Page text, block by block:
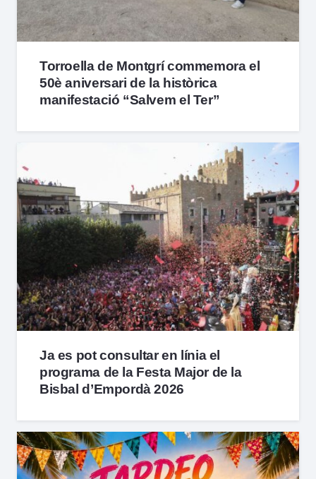
Torroella de Montgrí commemora el
50è aniversari de la històrica
manifestació “Salvem el Ter”
Ja es pot consultar en línia el
programa de la Festa Major de la
Bisbal d’Empordà 2026